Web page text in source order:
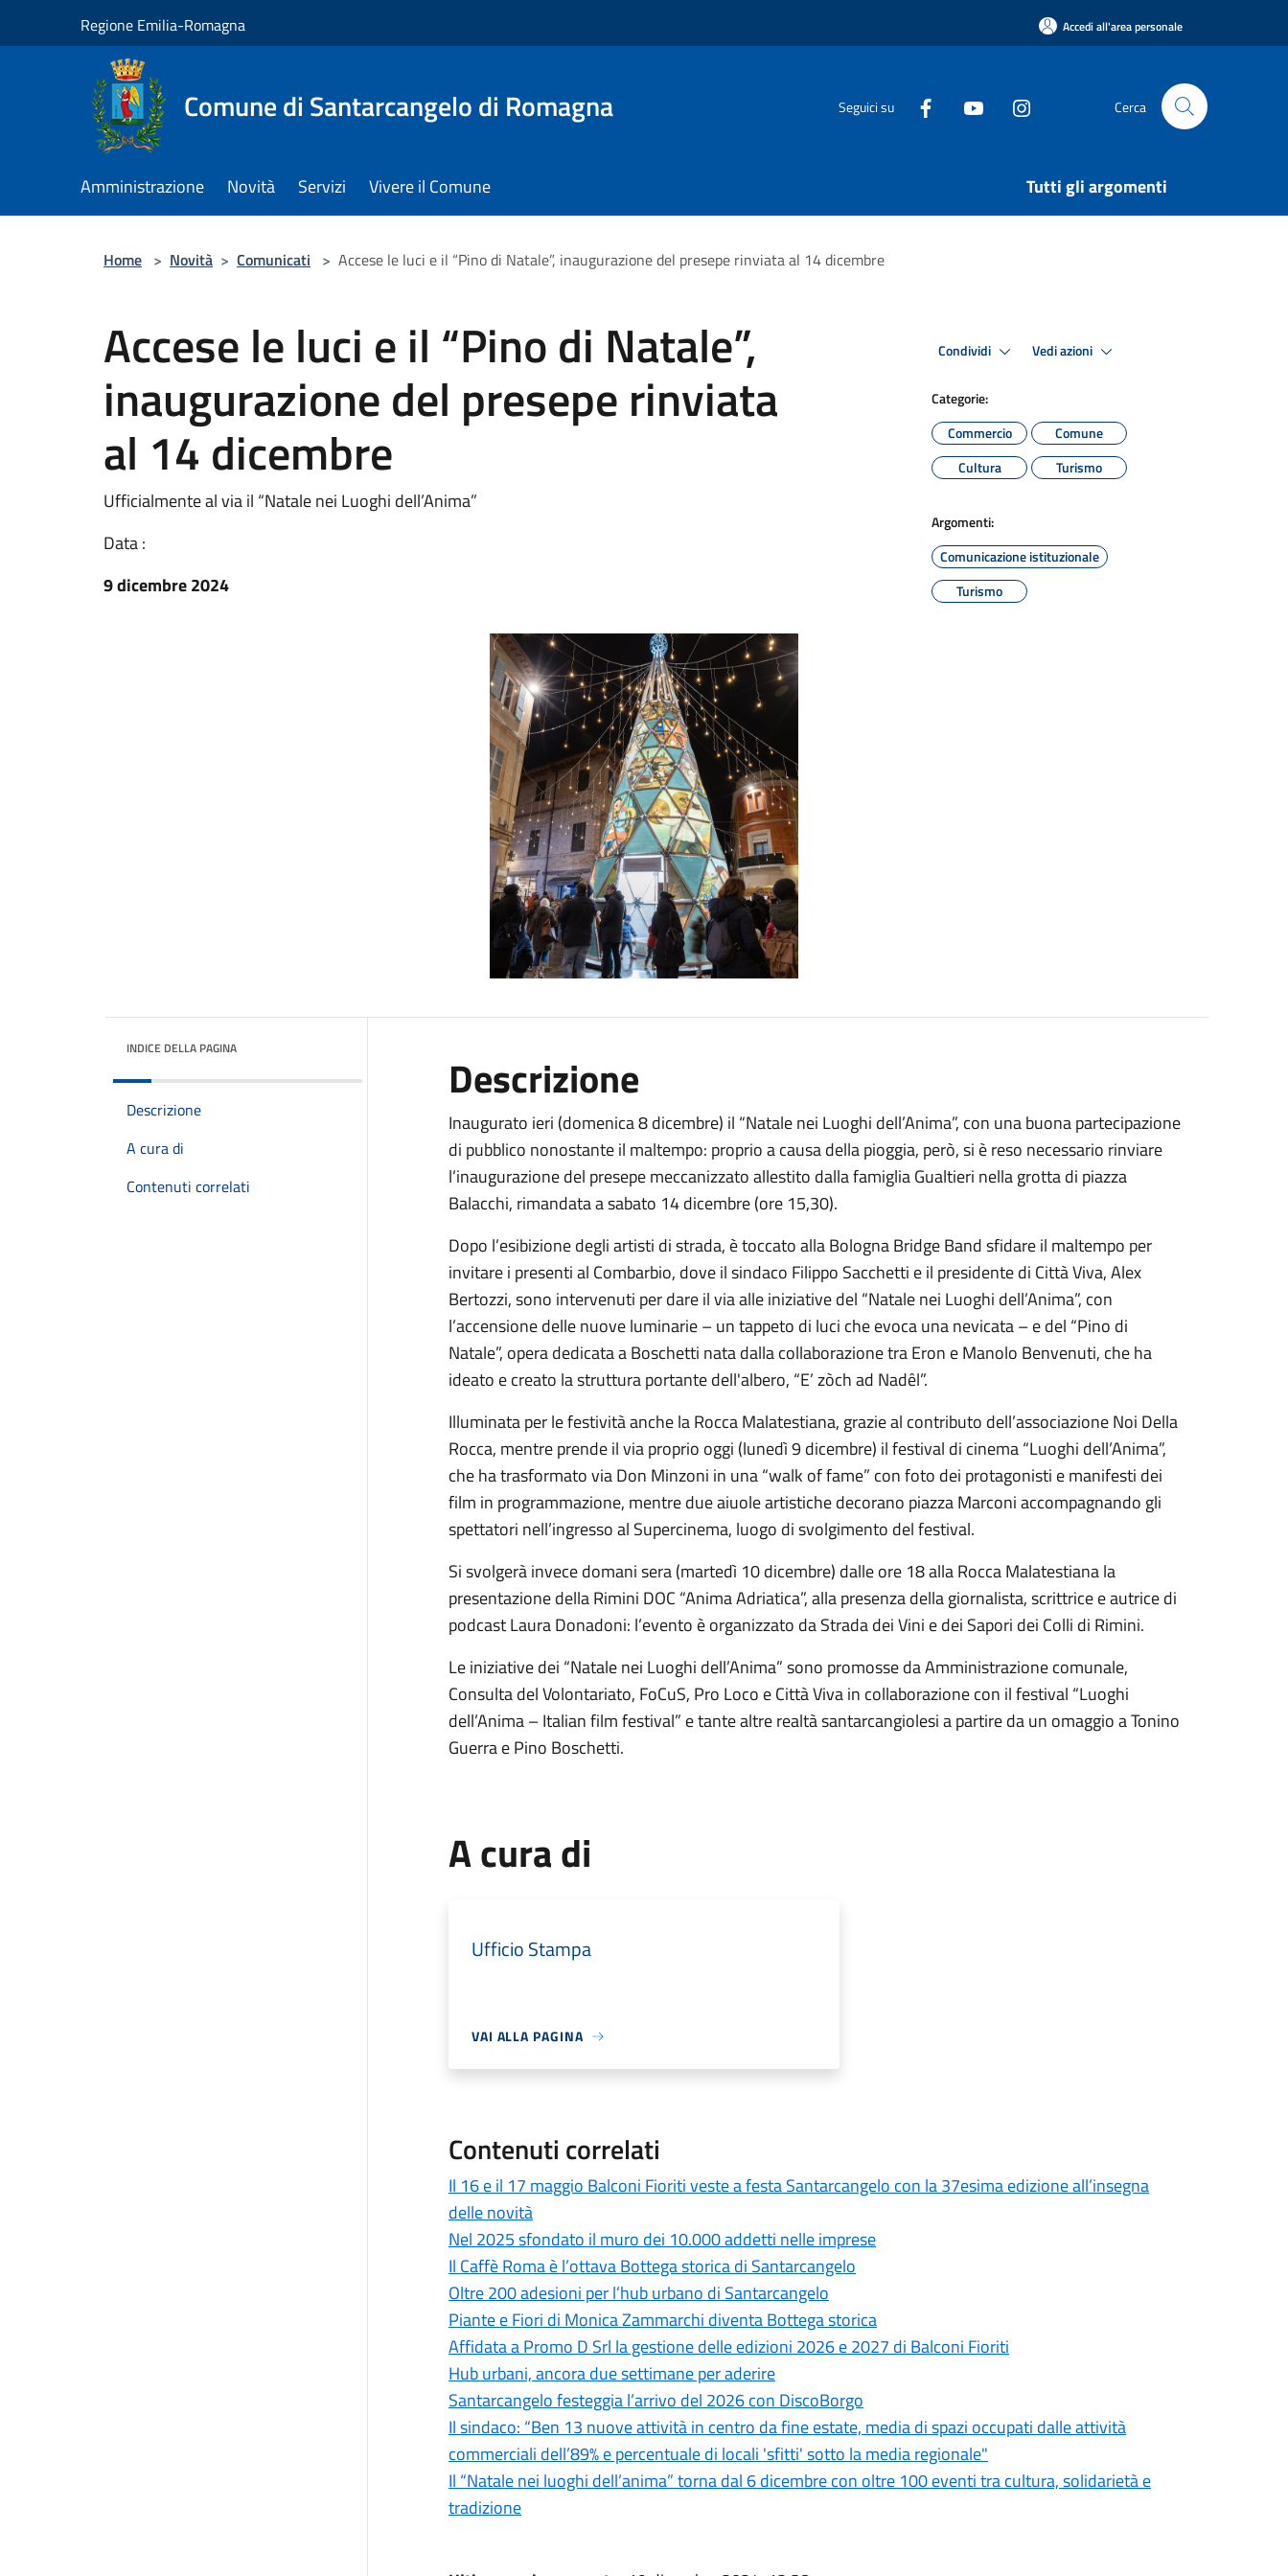
Regione Emilia-Romagna Accedi all'area personale
Comune di Santarcangelo di Romagna Seguici su Cerca
Amministrazione Novità Servizi Vivere il Comune Tutti gli argomenti
Home > Novità > Comunicati > Accese le luci e il “Pino di Natale”, inaugurazione del presepe rinviata al 14 dicembre
Accese le luci e il “Pino di Natale”,
inaugurazione del presepe rinviata
al 14 dicembre
Ufficialmente al via il “Natale nei Luoghi dell’Anima”
Data :
9 dicembre 2024
Condividi Vedi azioni
Categorie:
Commercio
Comune
Cultura
Turismo
Argomenti:
Comunicazione istituzionale
Turismo
INDICE DELLA PAGINA
Descrizione
A cura di
Contenuti correlati
Descrizione
Inaugurato ieri (domenica 8 dicembre) il “Natale nei Luoghi dell’Anima”, con una buona partecipazione
di pubblico nonostante il maltempo: proprio a causa della pioggia, però, si è reso necessario rinviare
l’inaugurazione del presepe meccanizzato allestito dalla famiglia Gualtieri nella grotta di piazza
Balacchi, rimandata a sabato 14 dicembre (ore 15,30).
Dopo l’esibizione degli artisti di strada, è toccato alla Bologna Bridge Band sfidare il maltempo per
invitare i presenti al Combarbio, dove il sindaco Filippo Sacchetti e il presidente di Città Viva, Alex
Bertozzi, sono intervenuti per dare il via alle iniziative del “Natale nei Luoghi dell’Anima”, con
l’accensione delle nuove luminarie – un tappeto di luci che evoca una nevicata – e del “Pino di
Natale”, opera dedicata a Boschetti nata dalla collaborazione tra Eron e Manolo Benvenuti, che ha
ideato e creato la struttura portante dell'albero, “E’ zòch ad Nadêl”.
Illuminata per le festività anche la Rocca Malatestiana, grazie al contributo dell’associazione Noi Della
Rocca, mentre prende il via proprio oggi (lunedì 9 dicembre) il festival di cinema “Luoghi dell’Anima”,
che ha trasformato via Don Minzoni in una “walk of fame” con foto dei protagonisti e manifesti dei
film in programmazione, mentre due aiuole artistiche decorano piazza Marconi accompagnando gli
spettatori nell’ingresso al Supercinema, luogo di svolgimento del festival.
Si svolgerà invece domani sera (martedì 10 dicembre) dalle ore 18 alla Rocca Malatestiana la
presentazione della Rimini DOC “Anima Adriatica”, alla presenza della giornalista, scrittrice e autrice di
podcast Laura Donadoni: l’evento è organizzato da Strada dei Vini e dei Sapori dei Colli di Rimini.
Le iniziative dei “Natale nei Luoghi dell’Anima” sono promosse da Amministrazione comunale,
Consulta del Volontariato, FoCuS, Pro Loco e Città Viva in collaborazione con il festival “Luoghi
dell’Anima – Italian film festival” e tante altre realtà santarcangiolesi a partire da un omaggio a Tonino
Guerra e Pino Boschetti.
A cura di
Ufficio Stampa
VAI ALLA PAGINA
Contenuti correlati
Il 16 e il 17 maggio Balconi Fioriti veste a festa Santarcangelo con la 37esima edizione all’insegna
delle novità
Nel 2025 sfondato il muro dei 10.000 addetti nelle imprese
Il Caffè Roma è l’ottava Bottega storica di Santarcangelo
Oltre 200 adesioni per l’hub urbano di Santarcangelo
Piante e Fiori di Monica Zammarchi diventa Bottega storica
Affidata a Promo D Srl la gestione delle edizioni 2026 e 2027 di Balconi Fioriti
Hub urbani, ancora due settimane per aderire
Santarcangelo festeggia l’arrivo del 2026 con DiscoBorgo
Il sindaco: “Ben 13 nuove attività in centro da fine estate, media di spazi occupati dalle attività
commerciali dell’89% e percentuale di locali 'sfitti' sotto la media regionale"
Il “Natale nei luoghi dell’anima” torna dal 6 dicembre con oltre 100 eventi tra cultura, solidarietà e
tradizione